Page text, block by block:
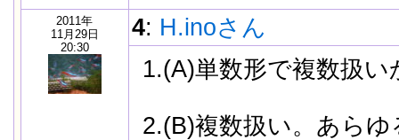
2011年
11月29日
20:30
4: H.inoさん
1.(A)単数形で複数扱い
2.(B)複数扱い。あらゆ